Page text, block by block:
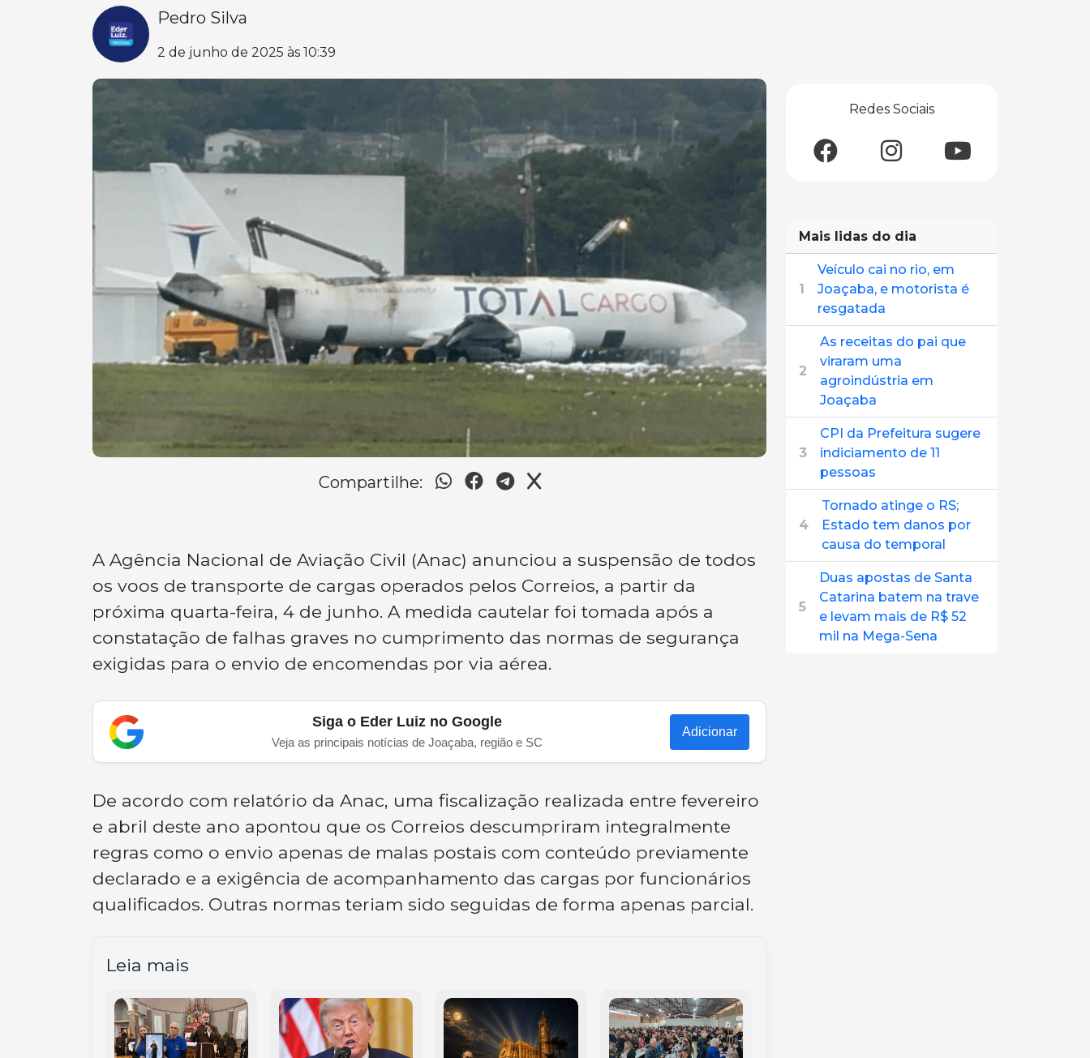
Pedro Silva
2 de junho de 2025 às 10:39
Compartilhe:
A Agência Nacional de Aviação Civil (Anac) anunciou a suspensão de todos
os voos de transporte de cargas operados pelos Correios, a partir da
próxima quarta-feira, 4 de junho. A medida cautelar foi tomada após a
constatação de falhas graves no cumprimento das normas de segurança
exigidas para o envio de encomendas por via aérea.
Siga o Eder Luiz no Google
Veja as principais notícias de Joaçaba, região e SC
Adicionar
De acordo com relatório da Anac, uma fiscalização realizada entre fevereiro
e abril deste ano apontou que os Correios descumpriram integralmente
regras como o envio apenas de malas postais com conteúdo previamente
declarado e a exigência de acompanhamento das cargas por funcionários
qualificados. Outras normas teriam sido seguidas de forma apenas parcial.
Leia mais
Redes Sociais
Mais lidas do dia
1
Veículo cai no rio, em
Joaçaba, e motorista é
resgatada
2
As receitas do pai que
viraram uma
agroindústria em
Joaçaba
3
CPI da Prefeitura sugere
indiciamento de 11
pessoas
4
Tornado atinge o RS;
Estado tem danos por
causa do temporal
5
Duas apostas de Santa
Catarina batem na trave
e levam mais de R$ 52
mil na Mega-Sena